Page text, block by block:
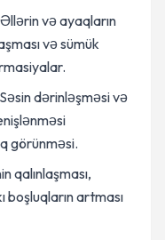
Əllərin və ayaqların
və sümük
Səsin dərinləşməsi və
görünməsi.
qalınlaşması,
boşluqların artması